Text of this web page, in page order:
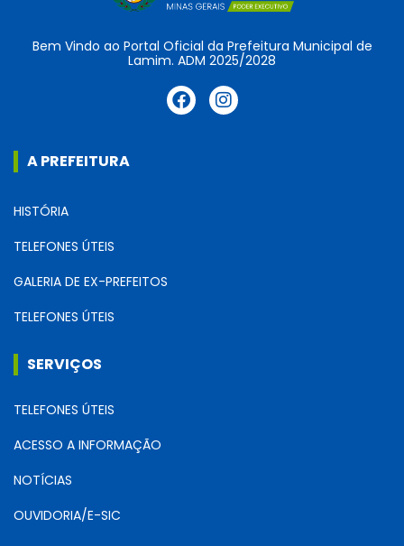
Bem Vindo ao Portal Oficial da Prefeitura Municipal de
Lamim. ADM 2025/2028
A PREFEITURA
HISTÓRIA
TELEFONES ÚTEIS
GALERIA DE EX-PREFEITOS
TELEFONES ÚTEIS
SERVIÇOS
TELEFONES ÚTEIS
ACESSO A INFORMAÇÃO
NOTÍCIAS
OUVIDORIA/E-SIC